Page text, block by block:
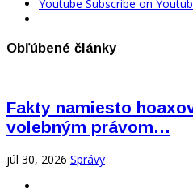
Youtube Subscribe on
Obľúbené články
Fakty namiesto
volebným právom…
júl 30, 2026 Správy